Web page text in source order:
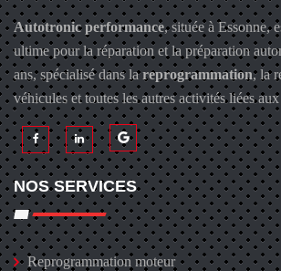
Autotronic performance, située à Essonne,
ultime pour la réparation et la préparation
ans, spécialisé dans lareprogrammation, la
véhicules et toutes les autres activités liées
NOS SERVICES
Reprogrammation moteur